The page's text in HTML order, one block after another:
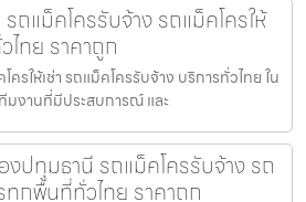
รถแม็คโครรับจ้าง รถแม็คโครให้
ไทย ราคาถูก
ครให้เช่า รถแม็คโครรับจ้าง บริการทั่วไทย ใน
มงานที่มีประสบการณ์ และ
งปทุมธานี รถแม็คโครรับจ้าง รถ
ทุกพื้นที่ทั่วไทย ราคาถูก